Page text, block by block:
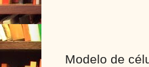
Modelo de